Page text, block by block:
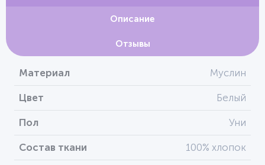
Описание
Отзывы
Материал Муслин
Цвет Белый
Пол Уни
Состав ткани 100% хлопок